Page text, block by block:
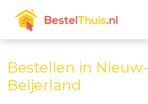
Bestellen in Nieuw-
Beijerland